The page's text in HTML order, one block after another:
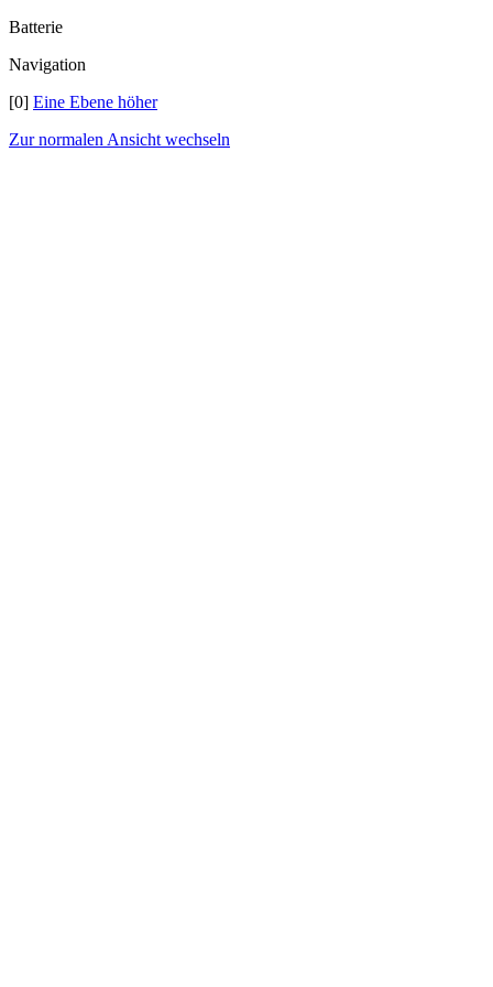
Batterie
Navigation
[0] Eine Ebene höher
Zur normalen Ansicht wechseln